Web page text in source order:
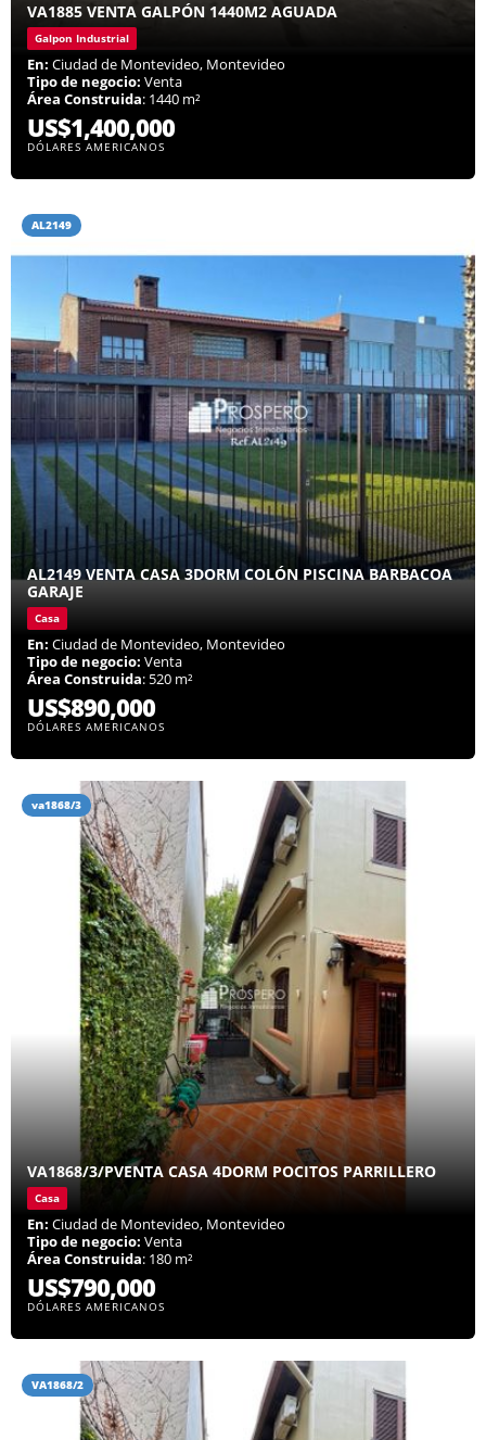
VA1885 VENTA GALPÓN 1440M2 AGUADA
Galpon Industrial
En: Ciudad de Montevideo, Montevideo
Tipo de negocio: Venta
Área Construida: 1440 m²
US$1,400,000
DÓLARES AMERICANOS
AL2149
AL2149 VENTA CASA 3DORM COLÓN PISCINA BARBACOA
GARAJE
Casa
En: Ciudad de Montevideo, Montevideo
Tipo de negocio: Venta
Área Construida: 520 m²
US$890,000
DÓLARES AMERICANOS
va1868/3
VA1868/3/PVENTA CASA 4DORM POCITOS PARRILLERO
Casa
En: Ciudad de Montevideo, Montevideo
Tipo de negocio: Venta
Área Construida: 180 m²
US$790,000
DÓLARES AMERICANOS
VA1868/2